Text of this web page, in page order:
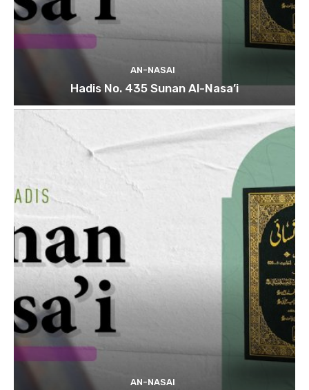
AN-NASAI
Hadis No. 435 Sunan Al-Nasa’i
AN-NASAI